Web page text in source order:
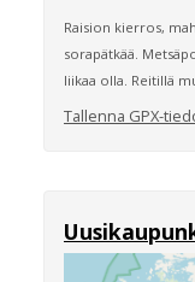
Raision kierros,
sorapätkää.
liikaa olla. Reitillä
Tallenna GPX-